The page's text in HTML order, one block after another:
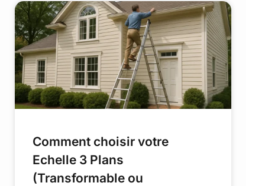
Comment choisir votre
Echelle 3 Plans
(Transformable ou